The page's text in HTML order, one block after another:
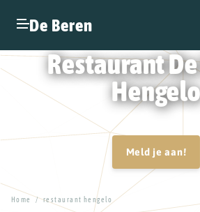
De Beren
Restaurant
Meld je aan!
Home / restaurant hengelo